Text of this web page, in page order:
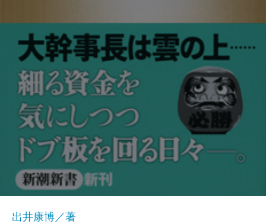
出井康博／著